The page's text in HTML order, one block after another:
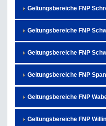
Geltungsbereiche FNP
Geltungsbereiche FNP
Geltungsbereiche FNP
Geltungsbereiche FNP
Geltungsbereiche FNP
Geltungsbereiche FNP